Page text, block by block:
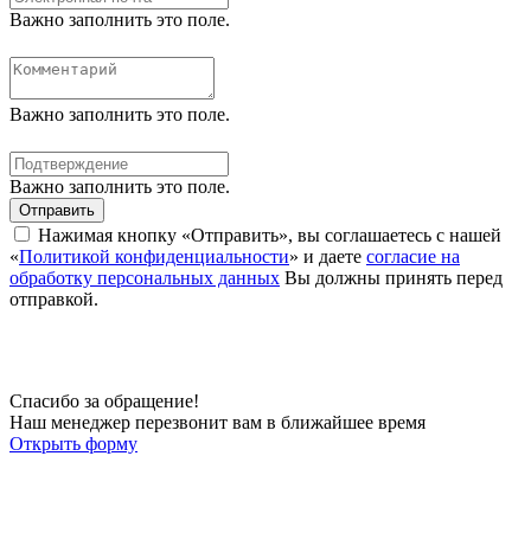
Важно заполнить это поле.
Важно заполнить это поле.
Важно заполнить это поле.
Отправить
Нажимая кнопку «Отправить», вы соглашаетесь с нашей
«Политикой конфиденциальности» и даете согласие на
обработку персональных данных Вы должны принять перед
отправкой.
Спасибо за обращение!
Наш менеджер перезвонит вам в ближайшее время
Открыть форму